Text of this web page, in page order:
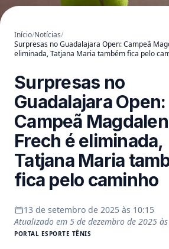
Início/Notícias/
Surpresas no Guadalajara Open: Campeã
eliminada, Tatjana Maria também fica pelo
Surpresas no
Guadalajara Open:
Campeã
Frech é eliminada,
Tatjana Maria
fica pelo caminho
13 de setembro de 2025 às 10:15
Atualizado em 5 de dezembro de 2025
PORTAL ESPORTE TÊNIS